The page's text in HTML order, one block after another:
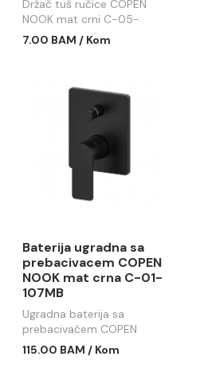
Držač tuš ručice COPEN
NOOK mat crni C-05-
5260MB
7.00 BAM / Kom
Baterija ugradna sa
prebacivacem COPEN
NOOK mat crna C-01-
107MB
Ugradna baterija sa
prebacivačem COPEN
NOOK mat crna C-01-
115.00 BAM / Kom